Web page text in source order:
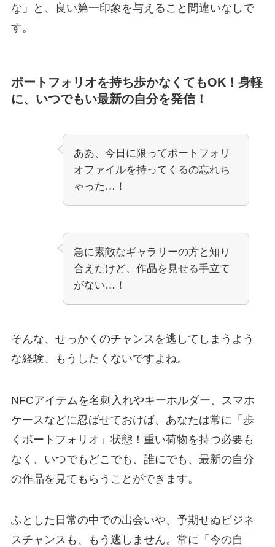
な」と、良い第一印象を与えること間違いなしで
す。
ポートフォリオを持ち歩かなくてもOK！身軽
に、いつでもい最新の自分を発信！
ああ、今日に限ってポートフォリ
オファイルを持ってくるの忘れち
ゃった…！
急に素敵なギャラリーの方と知り
合えたけど、作品を見せる手立て
がない…！
そんな、せっかくのチャンスを逃してしまうよう
な経験、もうしたくないですよね。
NFCアイテムを名刺入れやキーホルダー、スマホ
ケースなどに忍ばせておけば、あなたは常に「歩
くポートフォリオ」状態！重い荷物を持つ必要も
なく、いつでもどこでも、誰にでも、最新の自分
の作品を見てもらうことができます。
ふとした日常の中での出会いや、予期せぬビジネ
スチャンスも、もう逃しません。常に「今の自